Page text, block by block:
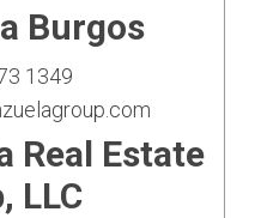
Burgos
1349
Real Estate
LLC